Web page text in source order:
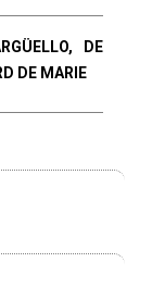
DE
DE MARIE